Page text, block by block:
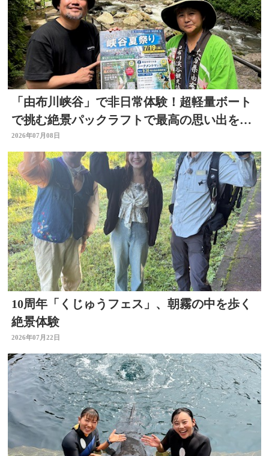
「由布川峡谷」で非日常体験！超軽量ボート
で挑む絶景パックラフトで最高の思い出を作
ろう
2026年07月08日
10周年「くじゅうフェス」、朝霧の中を歩く
絶景体験
2026年07月22日